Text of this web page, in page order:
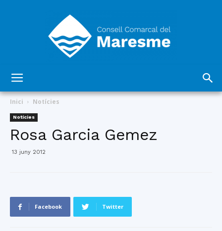
Comarcal
Inici Notícies
Notícies
Rosa Garcia Gemez
13 juny 2012
Facebook Twitter